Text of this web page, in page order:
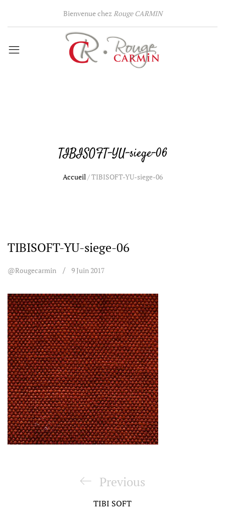
Bienvenue chez Rouge CARMIN
TIBISOFT-YU-siege-06
Accueil/TIBISOFT-YU-siege-06
TIBISOFT-YU-siege-06
@rougecarmin 9 Juin 2017
Previous
Post
Previous
TIBI SOFT